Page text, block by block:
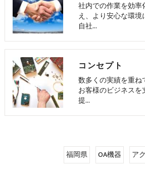
社内での作業を効
え、より安心な環境
自社…
コンセプト
数多くの実績を重ね
お客様のビジネス
提…
福岡県 OA機器 ア